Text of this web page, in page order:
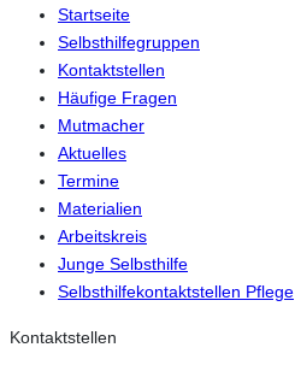
Startseite
Selbsthilfegruppen
Kontaktstellen
Häufige Fragen
Mutmacher
Aktuelles
Termine
Materialien
Arbeitskreis
Junge Selbsthilfe
Selbsthilfekontaktstellen Pflege
Kontaktstellen